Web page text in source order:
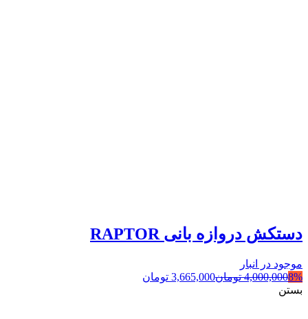
دستکش دروازه بانی RAPTOR
موجود در انبار
8%
4,000,000 تومان3,665,000 تومان
بستن